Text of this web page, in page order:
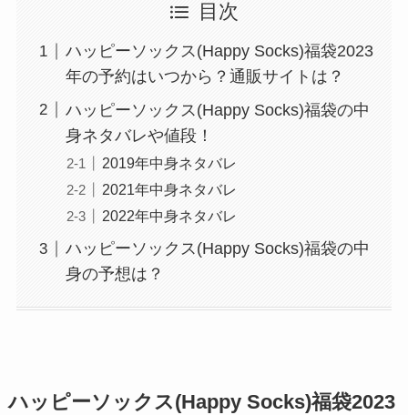
目次
ハッピーソックス(Happy Socks)福袋2023
年の予約はいつから？通販サイトは？
ハッピーソックス(Happy Socks)福袋の中
身ネタバレや値段！
2019年中身ネタバレ
2021年中身ネタバレ
2022年中身ネタバレ
ハッピーソックス(Happy Socks)福袋の中
身の予想は？
ハッピーソックス(Happy Socks)福袋2023